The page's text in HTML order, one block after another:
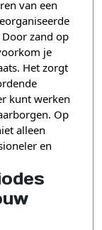
van een
zand op
je
Het zorgt
kunt werken
Op
alleen
en